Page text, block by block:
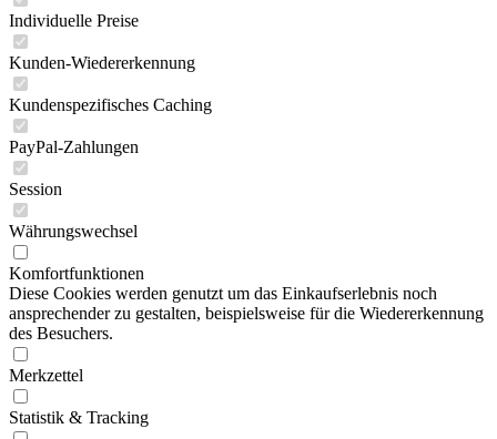
Individuelle Preise
Kunden-Wiedererkennung
Kundenspezifisches Caching
PayPal-Zahlungen
Session
Währungswechsel
Komfortfunktionen
Diese Cookies werden genutzt um das Einkaufserlebnis noch
ansprechender zu gestalten, beispielsweise für die Wiedererkennung
des Besuchers.
Merkzettel
Statistik & Tracking